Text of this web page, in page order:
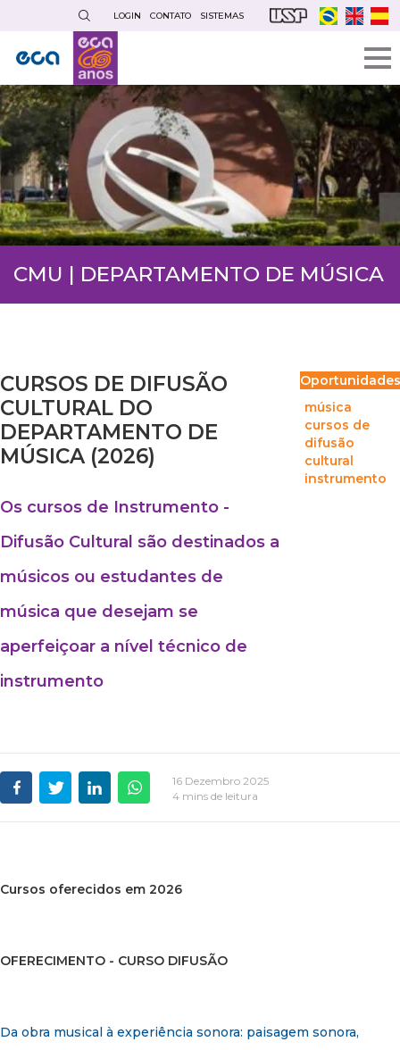
conteúdo
principal
LOGIN CONTATO SISTEMAS
CMU | DEPARTAMENTO DE MÚSICA
CURSOS DE DIFUSÃO
CULTURAL DO
DEPARTAMENTO DE
MÚSICA (2026)
Os cursos de Instrumento -
Difusão Cultural são destinados a
músicos ou estudantes de
música que desejam se
aperfeiçoar a nível técnico de
instrumento
Oportunidades
música
cursos de
difusão
cultural
instrumento
16 Dezembro 2025
4 mins de leitura
Cursos oferecidos em 2026
OFERECIMENTO - CURSO DIFUSÃO
Da obra musical à experiência sonora: paisagem sonora,